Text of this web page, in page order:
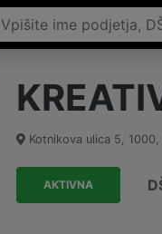
Kotnikova ulica 5, 1000,
AKTIVNA